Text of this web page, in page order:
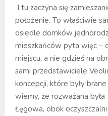
I tu zaczyna się
położenie. To właściwie
osiedle domków
mieszkańców pyta więc –
miejscu, a nie gdzieś na
sami przedstawiciele
koncepcji, które były
wiemy, że rozważana
Łęgowa, obok